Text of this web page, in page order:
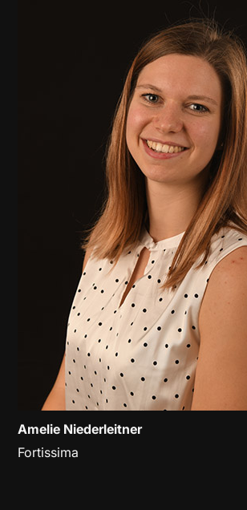
Amelie Niederleitner
Fortissima